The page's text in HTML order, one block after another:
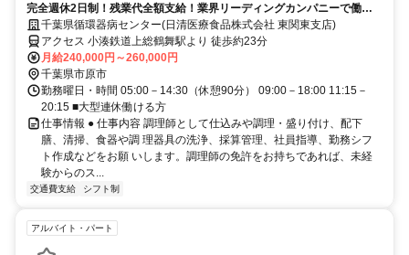
完全週休2日制！残業代全額支給！業界リーディングカンパニーで働き
ませんか？！
千葉県循環器病センター(日清医療食品株式会社 東関東支店)
アクセス 小湊鉄道上総鶴舞駅より 徒歩約23分
月給240,000円～260,000円
千葉県市原市
勤務曜日・時間 05:00－14:30（休憩90分） 09:00－18:00 11:15－
20:15 ■大型連休働ける方
仕事情報 ● 仕事内容 調理師として仕込みや調理・盛り付け、配下
膳、清掃、食器や調 理器具の洗浄、採算管理、社員指導、勤務シフ
ト作成などをお願 いします。調理師の免許をお持ちであれば、未経
験からのス...
交通費支給 シフト制
アルバイト・パート